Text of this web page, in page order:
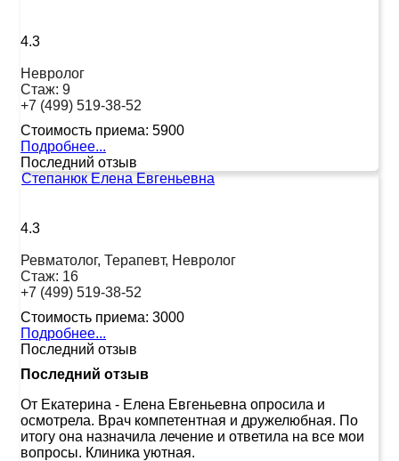
4.3
Невролог
Стаж: 9
+7 (499) 519-38-52
Стоимость приема: 5900
Подробнее...
Последний отзыв
Степанюк Елена Евгеньевна
4.3
Ревматолог, Терапевт, Невролог
Стаж: 16
+7 (499) 519-38-52
Стоимость приема: 3000
Подробнее...
Последний отзыв
Последний отзыв
От Екатерина - Елена Евгеньевна опросила и
осмотрела. Врач компетентная и дружелюбная. По
итогу она назначила лечение и ответила на все мои
вопросы. Клиника уютная.